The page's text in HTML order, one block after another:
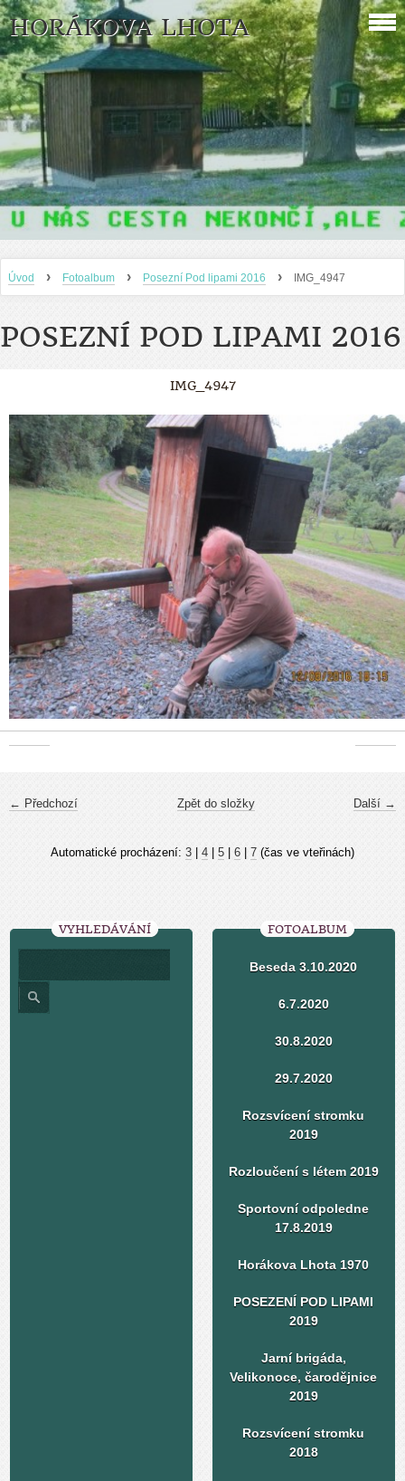
HORÁKOVA LHOTA
Úvod › Fotoalbum › Posezní Pod lipami 2016 › IMG_4947
POSEZNÍ POD LIPAMI 2016
IMG_4947
← Předchozí Další →
Zpět do složky
Automatické procházení: 3 4 5 6 7 (čas ve vteřinách)
VYHLEDÁVÁNÍ FOTOALBUM
Beseda 3.10.2020
6.7.2020
30.8.2020
29.7.2020
Rozsvícení stromku
2019
Rozloučení s létem 2019
Sportovní odpoledne
17.8.2019
Horákova Lhota 1970
POSEZENÍ POD LIPAMI
2019
Jarní brigáda,
Velikonoce, čarodějnice
2019
Rozsvícení stromku
2018